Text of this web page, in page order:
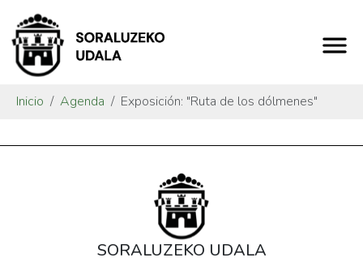
Inicio Agenda Exposición: "Ruta de los dólmenes"
SORALUZEKO UDALA